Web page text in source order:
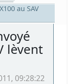
au SAV
lèvent
09:28:22